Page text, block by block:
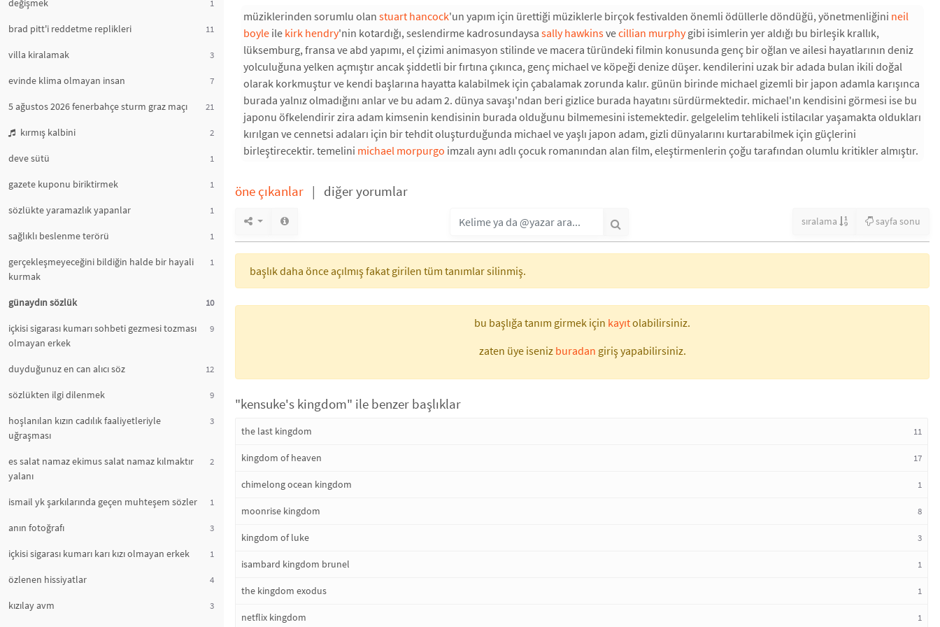
değişmek 1
brad pitt'i reddetme replikleri 11
villa kiralamak 3
evinde klima olmayan insan 7
5 ağustos 2026 fenerbahçe sturm graz maçı 21
kırmış kalbini 2
deve sütü 1
gazete kuponu biriktirmek 1
sözlükte yaramazlık yapanlar 1
sağlıklı beslenme terörü 1
gerçekleşmeyeceğini bildiğin halde bir hayali
kurmak
1
günaydın sözlük 10
içkisi sigarası kumarı sohbeti gezmesi tozması
olmayan erkek
9
duyduğunuz en can alıcı söz 12
sözlükten ilgi dilenmek 9
hoşlanılan kızın cadılık faaliyetleriyle
uğraşması
3
es salat namaz ekimus salat namaz kılmaktır
yalanı
2
ismail yk şarkılarında geçen muhteşem sözler 1
anın fotoğrafı 3
içkisi sigarası kumarı karı kızı olmayan erkek 1
özlenen hissiyatlar 4
kızılay avm 3
müziklerinden sorumlu olan stuart hancock'un yapım için ürettiği müziklerle birçok festivalden önemli ödüllerle döndüğü, yönetmenliğini neil
boyle ile kirk hendry'nin kotardığı, seslendirme kadrosundaysa sally hawkinsvecillian murphygibi isimlerin yer aldığı bu birleşik krallık,
lüksemburg, fransa ve abd yapımı, el çizimi animasyon stilinde ve macera türündeki filmin konusunda genç bir oğlan ve ailesi hayatlarının deniz
yolculuğuna yelken açmıştır ancak şiddetli bir fırtına çıkınca, genç michael ve köpeği denize düşer. kendilerini uzak bir adada bulan ikili doğal
olarak korkmuştur ve kendi başlarına hayatta kalabilmek için çabalamak zorunda kalır. günün birinde michael gizemli bir japon adamla karışınca
burada yalnız olmadığını anlar ve bu adam 2. dünya savaşı'ndan beri gizlice burada hayatını sürdürmektedir. michael'ın kendisini görmesi ise bu
japonu öfkelendirir zira adam kimsenin kendisinin burada olduğunu bilmemesini istemektedir. gelgelelim tehlikeli istilacılar yaşamakta oldukları
kırılgan ve cennetsi adaları için bir tehdit oluşturduğunda michael ve yaşlı japon adam, gizli dünyalarını kurtarabilmek için güçlerini
birleştirecektir. temelini michael morpurgo imzalı aynı adlı çocuk romanından alan film, eleştirmenlerin çoğu tarafından olumlu kritikler almıştır.
öne çıkanlar | diğer yorumlar
sıralama sayfa sonu
başlık daha önce açılmış fakat girilen tüm tanımlar silinmiş.
bu başlığa tanım girmek için kayıtolabilirsiniz.
zaten üye iseniz buradan giriş yapabilirsiniz.
"kensuke's kingdom" ile benzer başlıklar
the last kingdom 11
kingdom of heaven 17
chimelong ocean kingdom 1
moonrise kingdom 8
kingdom of luke 3
isambard kingdom brunel 1
the kingdom exodus 1
netflix kingdom 1